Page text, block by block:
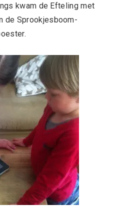
kwam de Efteling met
de Sprookjesboom-